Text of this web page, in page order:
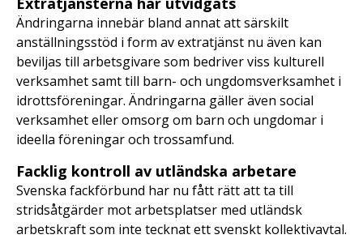
Ändringarna innebär bland annat att särskilt
anställningsstöd i form av extratjänst nu även kan
beviljas till arbetsgivare som bedriver viss kulturell
verksamhet samt till barn- och ungdomsverksamhet i
idrottsföreningar. Ändringarna gäller även social
verksamhet eller omsorg om barn och ungdomar i
ideella föreningar och trossamfund.
Facklig kontroll av utländska arbetare
Svenska fackförbund har nu fått rätt att ta till
stridsåtgärder mot arbetsplatser med utländsk
arbetskraft som inte tecknat ett svenskt kollektivavtal.